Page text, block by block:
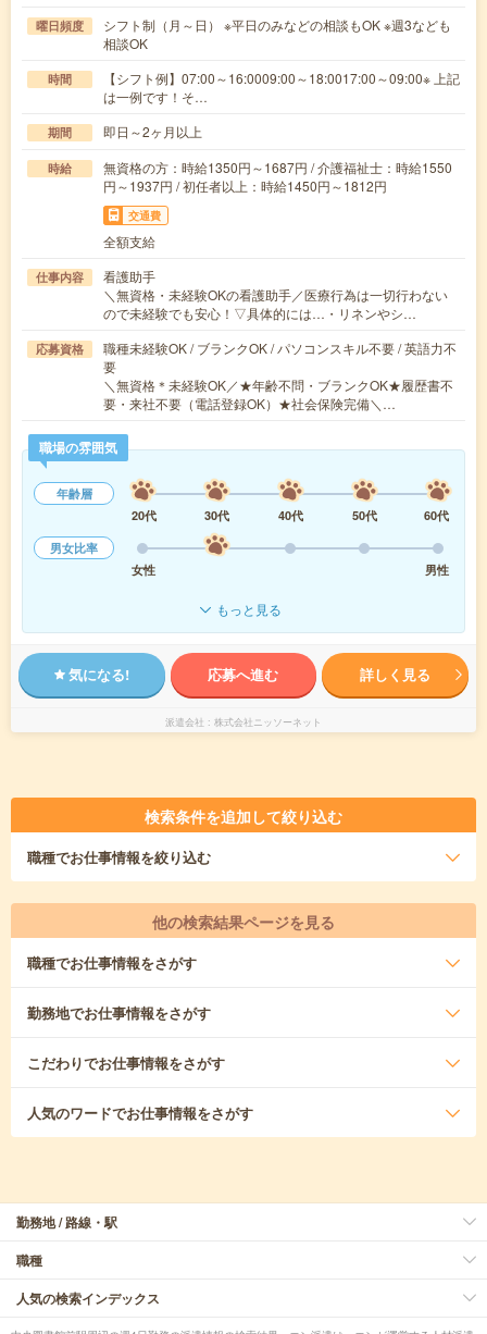
曜日頻度
シフト制（月～日） ※平日のみなどの相談もOK ※週3なども
相談OK
時間
【シフト例】07:00～16:0009:00～18:0017:00～09:00※ 上記
は一例です！そ…
期間 即日～2ヶ月以上
時給
無資格の方：時給1350円～1687円 / 介護福祉士：時給1550
円～1937円 / 初任者以上：時給1450円～1812円
交通費
全額支給
仕事内容
看護助手
＼無資格・未経験OKの看護助手／医療行為は一切行わない
ので未経験でも安心！▽具体的には…・リネンやシ…
応募資格
職種未経験OK / ブランクOK / パソコンスキル不要 / 英語力不
要
＼無資格＊未経験OK／★年齢不問・ブランクOK★履歴書不
要・来社不要（電話登録OK）★社会保険完備＼…
職場の雰囲気
年齢層
20代
30代 40代 50代
60代
男女比率
女性
男性
もっと見る
気になる! 応募へ進む 詳しく見る
派遣会社 株式会社ニッソーネット
検索条件を追加して絞り込む
職種でお仕事情報を絞り込む
他の検索結果ページを見る
職種でお仕事情報をさがす
勤務地でお仕事情報をさがす
こだわりでお仕事情報をさがす
人気のワードでお仕事情報をさがす
勤務地 / 路線・駅
職種
人気の検索インデックス